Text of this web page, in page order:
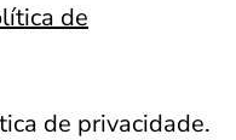
de
de privacidade.